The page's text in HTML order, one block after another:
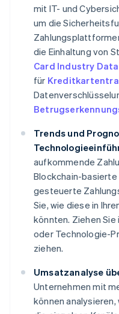
mit IT- und
um die
die Einhaltung von
Card Industry
für
Trends und
aufkommende
Blockchain-basierte
gesteuerte
Sie, wie diese in
könnten. Ziehen Sie
oder Technologie-
ziehen.
Umsatzanalyse
Unternehmen mit
können